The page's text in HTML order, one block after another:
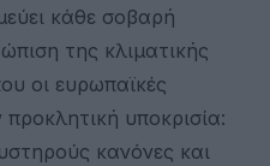
κάθε σοβαρή
της κλιματικής
οι ευρωπαϊκές
προκλητική υποκρισία:
κανόνες και